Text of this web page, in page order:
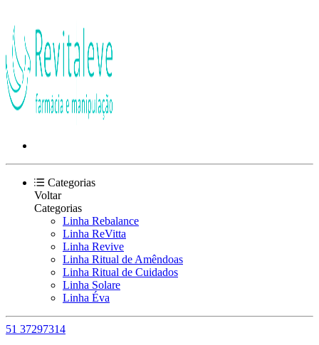
Categorias
Voltar
Categorias
Linha Rebalance
Linha ReVitta
Linha Revive
Linha Ritual de Amêndoas
Linha Ritual de Cuidados
Linha Solare
Linha Éva
51 37297314